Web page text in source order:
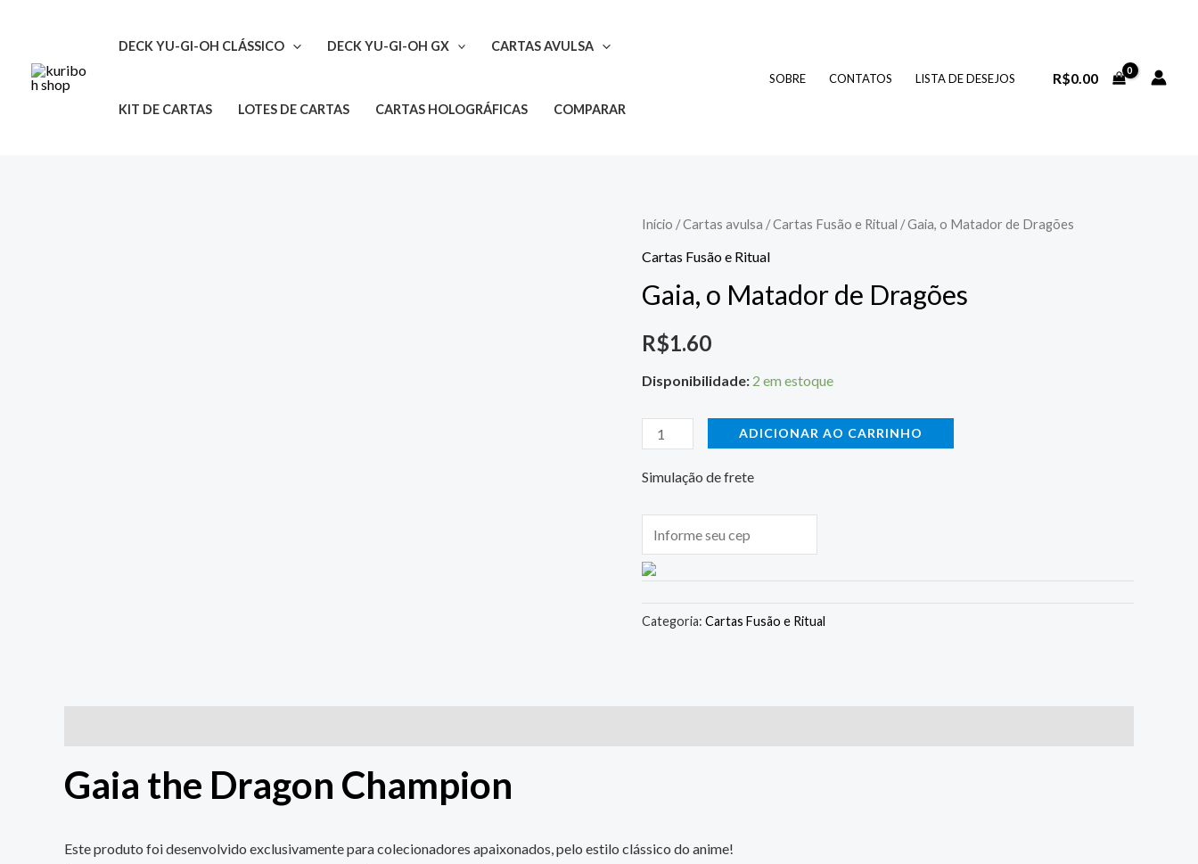
conteúdo
DECK YU-GI-OH CLÁSSICO DECK YU-GI-OH GX CARTAS AVULSA
KIT DE CARTAS LOTES DE CARTAS CARTAS HOLOGRÁFICAS COMPARAR
SOBRE CONTATOS LISTA DE DESEJOS R$0.00
Início /Cartas avulsa /Cartas Fusão e Ritual / Gaia, o Matador de Dragões
Cartas Fusão e Ritual
Gaia, o Matador de Dragões
R$1.60
Disponibilidade: 2 em estoque
Gaia,
o
de
quantidade
ADICIONAR AO CARRINHO
Simulação de frete
Categoria: Cartas Fusão e Ritual
Gaia the Dragon Champion
Este produto foi desenvolvido exclusivamente para colecionadores apaixonados, pelo estilo clássico do anime!